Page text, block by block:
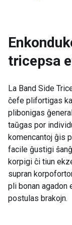
tricepsa
La Band Side
ĉefe plifortigas
plibonigas
taŭgas por
komencantoj ĝis
facile ĝustigi
korpigi ĉi tiun
supran
pli bonan agadon
postulas brakojn.